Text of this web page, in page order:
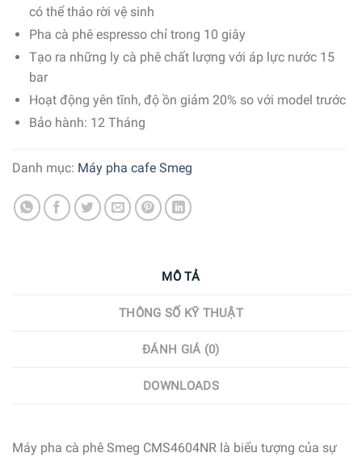
có thể tháo rời vệ sinh
Pha cà phê espresso chỉ trong 10 giây
Tạo ra những ly cà phê chất lượng với áp lực nước 15
bar
Hoạt động yên tĩnh, độ ồn giảm 20% so với model trước
Bảo hành: 12 Tháng
Danh mục: Máy pha cafe Smeg
MÔ TẢ
THÔNG SỐ KỸ THUẬT
ĐÁNH GIÁ (0)
DOWNLOADS
Máy pha cà phê Smeg CMS4604NR là biểu tượng của sự